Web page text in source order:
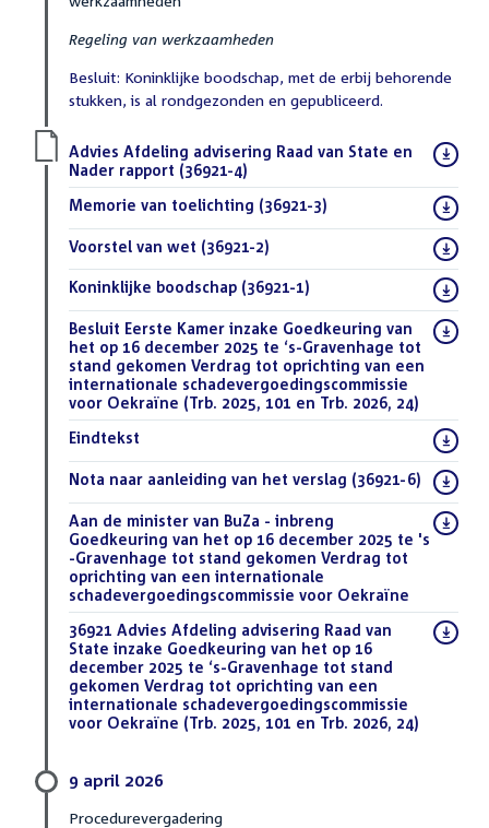
Regeling van werkzaamheden
Besluit: Koninklijke boodschap, met de erbij behorende
stukken, is al rondgezonden en gepubliceerd.
Download
bestand:
Advies Afdeling advisering Raad van State en
Nader rapport (36921-4)
Download
Memorie van toelichting (36921-3)
Download
bestand:
Voorstel van wet (36921-2)
Download
bestand:
Koninklijke boodschap (36921-1)
Download
bestand:
Besluit Eerste Kamer inzake Goedkeuring van
het op 16 december 2025 te ‘s-Gravenhage tot
stand gekomen Verdrag tot oprichting van een
internationale schadevergoedingscommissie
voor Oekraïne (Trb. 2025, 101 en Trb. 2026, 24)
Download
Eindtekst
Download
Nota naar aanleiding van het verslag (36921-6) (DOCX)
Download
bestand:
Aan de minister van BuZa - inbreng
Goedkeuring van het op 16 december 2025 te 's
-Gravenhage tot stand gekomen Verdrag tot
oprichting van een internationale
schadevergoedingscommissie voor Oekraïne
Download
bestand:
36921 Advies Afdeling advisering Raad van
State inzake Goedkeuring van het op 16
december 2025 te ‘s-Gravenhage tot stand
gekomen Verdrag tot oprichting van een
internationale schadevergoedingscommissie
voor Oekraïne (Trb. 2025, 101 en Trb. 2026, 24)
9 april 2026
Procedurevergadering